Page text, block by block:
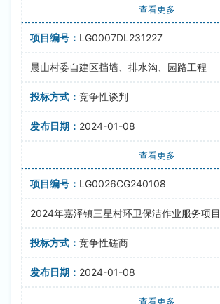
查看更多
LG0007DL231227
晨山村委自建区挡墙、排水沟、园路工程
竞争性谈判
2024-01-08
查看更多
LG0026CG240108
2024年嘉泽镇三星村环卫保洁作业服务项目
竞争性磋商
2024-01-08
查看更多